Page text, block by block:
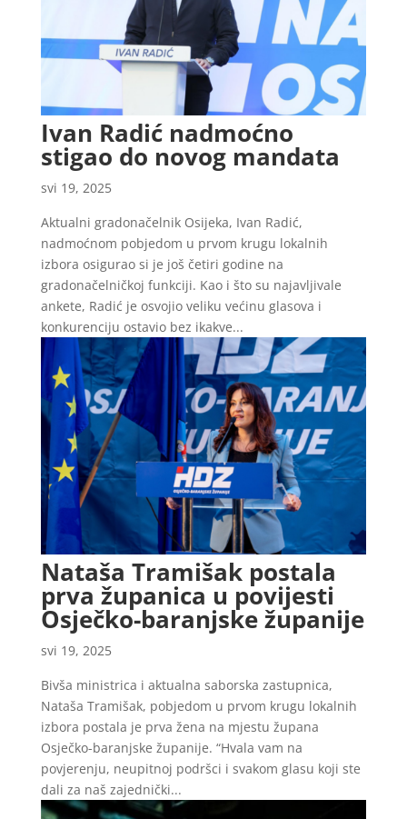
Ivan Radić nadmoćno
stigao do novog mandata
svi 19, 2025
Aktualni gradonačelnik Osijeka, Ivan Radić,
nadmoćnom pobjedom u prvom krugu lokalnih
izbora osigurao si je još četiri godine na
gradonačelničkoj funkciji. Kao i što su najavljivale
ankete, Radić je osvojio veliku većinu glasova i
konkurenciju ostavio bez ikakve...
Nataša Tramišak postala
prva županica u povijesti
Osječko-baranjske županije
svi 19, 2025
Bivša ministrica i aktualna saborska zastupnica,
Nataša Tramišak, pobjedom u prvom krugu lokalnih
izbora postala je prva žena na mjestu župana
Osječko-baranjske županije. “Hvala vam na
povjerenju, neupitnoj podršci i svakom glasu koji ste
dali za naš zajednički...